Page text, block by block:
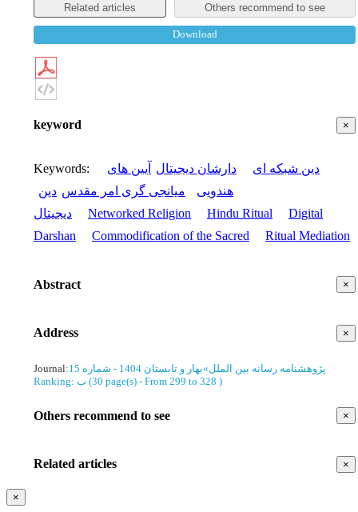
Related articles Others recommend to see
Download
×
keyword
Keywords: دین شبکه ای دارشان دیجیتال
آیین های
هندویی
میانجی گری امر مقدس دین
دیجیتال
Networked Religion Hindu Ritual
Digital
Darshan
Commodification of the Sacred Ritual Mediation
×
Abstract
×
Address
Journal: پژوهشنامه رسانه بین الملل»بهار و تابستان 1404 - شماره 15
Ranking: ب (‎30 page(s) - From 299 to 328 )
×
Others recommend to see
×
Related articles
×